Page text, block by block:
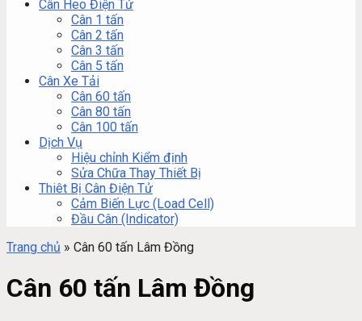
Cân Heo Điện Tử
Cân 1 tấn
Cân 2 tấn
Cân 3 tấn
Cân 5 tấn
Cân Xe Tải
Cân 60 tấn
Cân 80 tấn
Cân 100 tấn
Dịch Vụ
Hiệu chỉnh Kiểm định
Sửa Chữa Thay Thiết Bị
Thiêt Bị Cân Điện Tử
Cảm Biến Lực (Load Cell)
Đầu Cân (Indicator)
Trang chủ » Cân 60 tấn Lâm Đồng
Cân 60 tấn Lâm Đồng